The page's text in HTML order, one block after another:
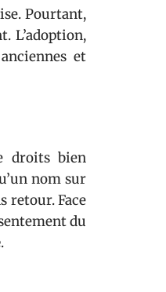
Pourtant,
L’adoption,
et
droits bien
nom sur
retour. Face
du
.